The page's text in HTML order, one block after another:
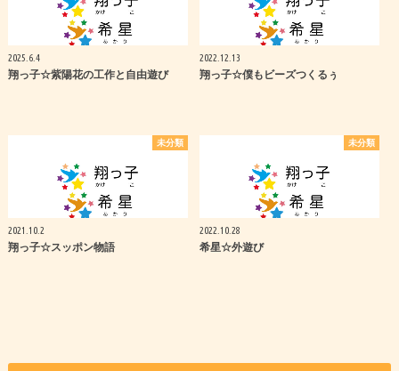
2025.6.4
翔っ子☆紫陽花の工作と自由遊び
2022.12.13
翔っ子☆僕もビーズつくるぅ
未分類
2021.10.2
翔っ子☆スッポン物語
未分類
2022.10.28
希星☆外遊び